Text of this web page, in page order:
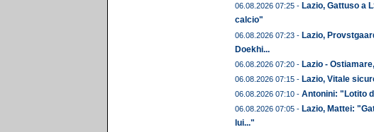
06.08.2026 07:25 - Lazio, Gattuso a
calcio"
06.08.2026 07:23 - Lazio,
Doekhi...
06.08.2026 07:20 - Lazio -
06.08.2026 07:15 - Lazio, Vitale
06.08.2026 07:10 - Antonini: "Lotito
06.08.2026 07:05 - Lazio, Mattei:
lui..."